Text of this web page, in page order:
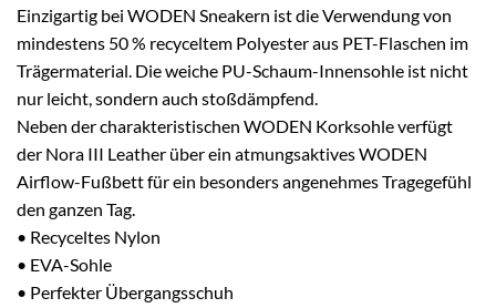
Einzigartig bei WODEN Sneakern ist die Verwendung von
mindestens 50 % recyceltem Polyester aus PET-Flaschen im
Trägermaterial. Die weiche PU-Schaum-Innensohle ist nicht
nur leicht, sondern auch stoßdämpfend.
Neben der charakteristischen WODEN Korksohle verfügt
der Nora III Leather über ein atmungsaktives WODEN
Airflow-Fußbett für ein besonders angenehmes Tragegefühl
den ganzen Tag.
• Recyceltes Nylon
• EVA-Sohle
• Perfekter Übergangsschuh